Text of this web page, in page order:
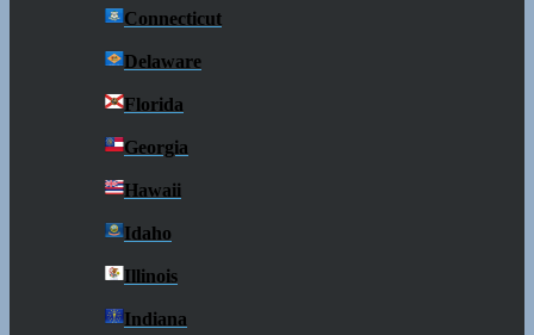
Connecticut
Delaware
Florida
Georgia
Hawaii
Idaho
Illinois
Indiana